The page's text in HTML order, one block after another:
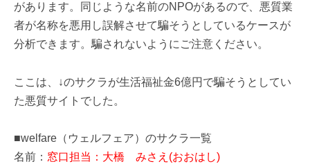
があります。同じような名前のNPOがあるので、悪質業
者が名称を悪用し誤解させて騙そうとしているケースが
分析できます。騙されないようにご注意ください。
ここは、↓のサクラが生活福祉金6億円で騙そうとしてい
た悪質サイトでした。
■welfare（ウェルフェア）のサクラ一覧
名前： 窓口担当：大橋 みさえ(おおはし)